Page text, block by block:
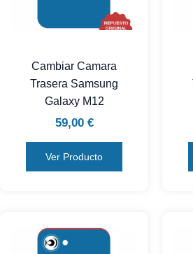
Cambiar Camara
Trasera Samsung
Galaxy M12
59,00 €
Ver Producto